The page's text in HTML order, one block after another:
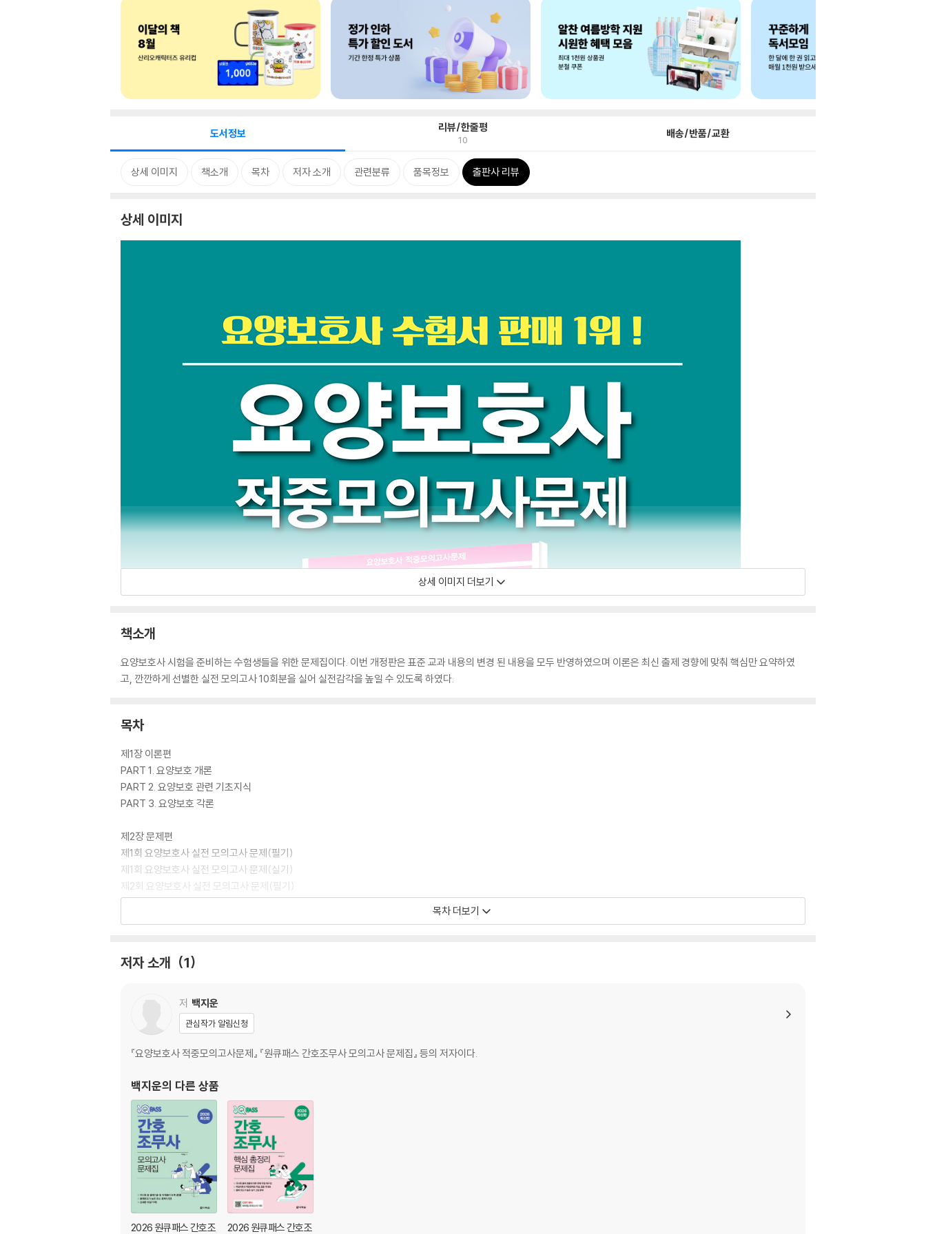
도서정보 리뷰/한줄평
10 배송/반품/교환
상세 이미지 책소개 목차 저자 소개 관련분류 품목정보 출판사 리뷰
상세 이미지
상세 이미지 더보기
책소개
요양보호사 시험을 준비하는 수험생들을 위한 문제집이다. 이번 개정판은 표준 교과 내용의 변경 된 내용을 모두 반영하였으며 이론은 최신 출제 경향에 맞춰 핵심만 요약하였
고, 깐깐하게 선별한 실전 모의고사 10회분을 실어 실전감각을 높일 수 있도록 하였다.
목차
제1장 이론편
PART 1. 요양보호 개론
PART 2. 요양보호 관련 기초지식
PART 3. 요양보호 각론
제2장 문제편
제1회 요양보호사 실전 모의고사 문제(필기)
제1회 요양보호사 실전 모의고사 문제(실기)
제2회 요양보호사 실전 모의고사 문제(필기)
제2회 요양보호사 실전 모의고사 문제(실기)
제4회 요양보호사 실전 모의고사 문제(실기)
제5회 요양보호사 실전 모의고사 문제(실기)
제6회 요양보호사 실전 모의고사 문제(필기)
제6회 요양보호사 실전 모의고사 문제(실기)
제7회 요양보호사 실전 모의고사 문제(필기)
제8회 요양보호사 실전 모의고사 문제(필기)
제8회 요양보호사 실전 모의고사 문제(실기)
제9회 요양보호사 실전 모의고사 문제(필기)
제9회 요양보호사 실전 모의고사 문제(실기)
제10회 요양보호사 실전 모의고사 문제(필기)
제10회 요양보호사 실전 모의고사 문제(실기)
목차 더보기
저자 소개 1
저 백지운
관심작가 알림신청
『요양보호사 적중모의고사문제』 『원큐패스 간호조무사 모의고사 문제집』 등의 저자이다.
백지운의 다른 상품
2026 원큐패스 간호조 2026 원큐패스 간호조